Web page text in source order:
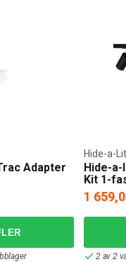
Adapter
Hide-a-
Kit 1-
Hide-a-
1
2 av 2